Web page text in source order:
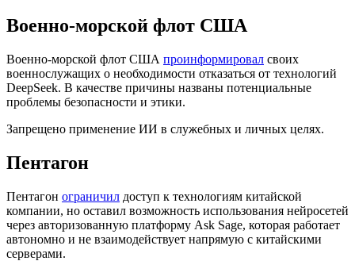
Военно-морской флот США
Военно-морской флот США проинформировал своих
военнослужащих о необходимости отказаться от технологий
DeepSeek. В качестве причины названы потенциальные
проблемы безопасности и этики.
Запрещено применение ИИ в служебных и личных целях.
Пентагон
Пентагон ограничил доступ к технологиям китайской
компании, но оставил возможность использования нейросетей
через авторизованную платформу Ask Sage, которая работает
автономно и не взаимодействует напрямую с китайскими
серверами.